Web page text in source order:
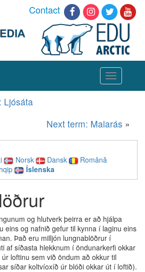
Contact
Toggle
navigation
Ljósáta
Next term: Malarás »
Norsk Dansk
Română
Íslenska
og hlutverk þeirra er að hjálpa
eins og nafnið gefur til kynna í laginu eins
Það eru milljón lungnablöðrur í
af síðasta hlekknum í öndunarkerfi okkar
loftinu sem við öndum að okkur til
síðar koltvíoxíð úr blóði okkar út í loftið).